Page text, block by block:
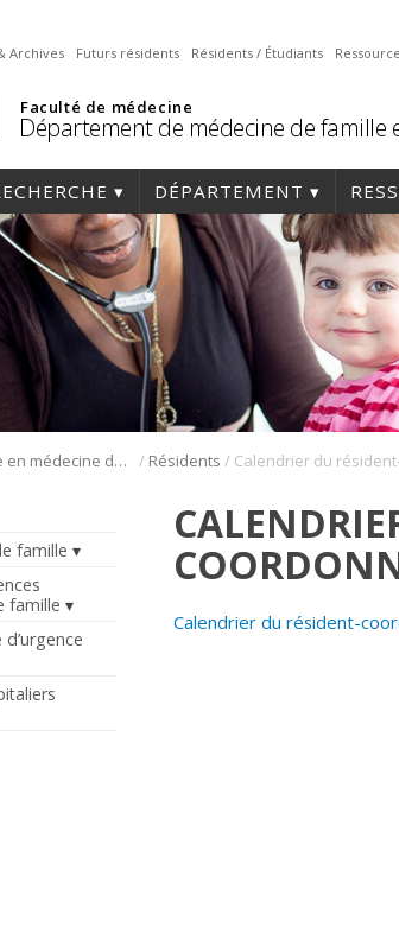
Archives Futurs résidents Résidents / Étudiants
Faculté de médecine
Département de médecine de famille
DÉPARTEMENT
Résidence en médecine de famille / Résidents /
famille
famille
Calendrier du résident-